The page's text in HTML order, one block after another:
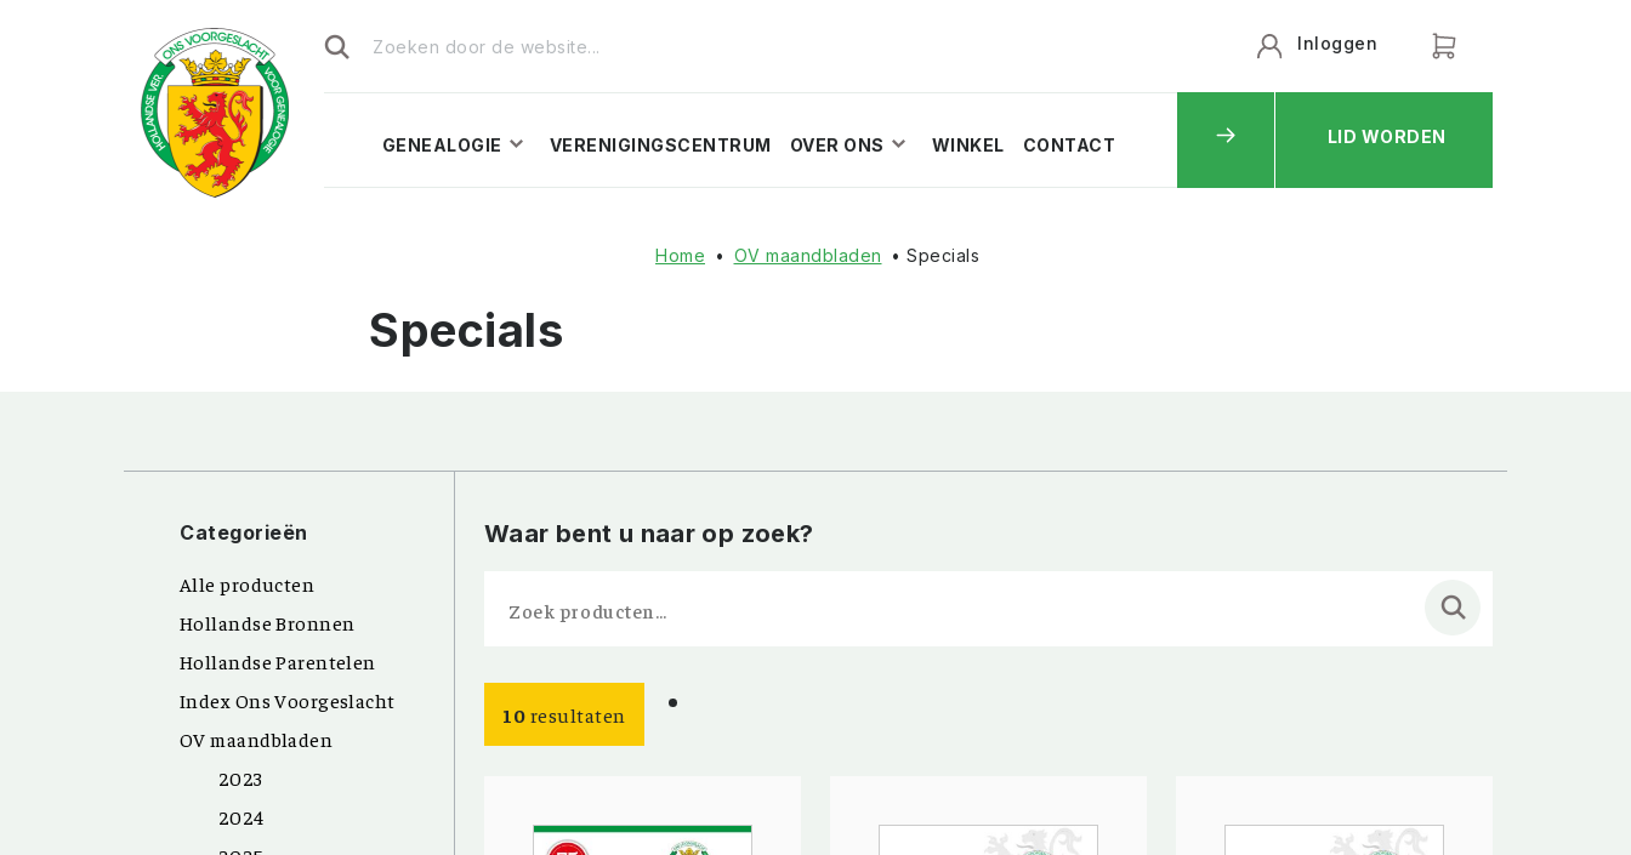
naar:
GENEALOGIE VERENIGINGSCENTRUM OVER ONS WINKEL CONTACT
Inloggen
LID WORDEN
Home • OV maandbladen • Specials
Specials
Categorieën
Alle producten
Hollandse Bronnen
Hollandse Parentelen
Index Ons Voorgeslacht
OV maandbladen
2023
2024
Waar bent u naar op zoek?
naar:
10 resultaten